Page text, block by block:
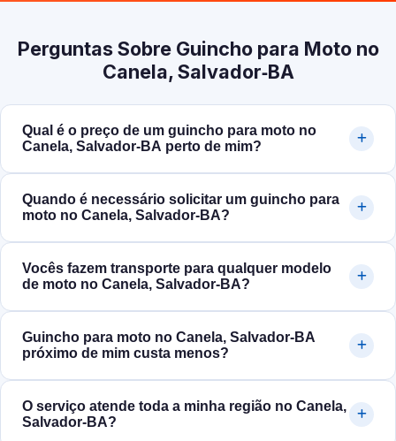
Perguntas Sobre Guincho para Moto no
Canela, Salvador‑BA
Qual é o preço de um guincho para moto no
Canela, Salvador‑BA perto de mim?
Quando é necessário solicitar um guincho para
moto no Canela, Salvador‑BA?
Vocês fazem transporte para qualquer modelo
de moto no Canela, Salvador‑BA?
Guincho para moto no Canela, Salvador‑BA
próximo de mim custa menos?
O serviço atende toda a minha região no Canela,
Salvador‑BA?